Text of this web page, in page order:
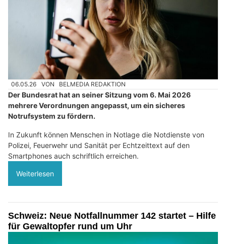
06.05.26 VON BELMEDIA REDAKTION
Der Bundesrat hat an seiner Sitzung vom 6. Mai 2026
mehrere Verordnungen angepasst, um ein sicheres
Notrufsystem zu fördern.
In Zukunft können Menschen in Notlage die Notdienste von
Polizei, Feuerwehr und Sanität per Echtzeittext auf den
Smartphones auch schriftlich erreichen.
Weiterlesen
Schweiz: Neue Notfallnummer 142 startet – Hilfe
für Gewaltopfer rund um Uhr